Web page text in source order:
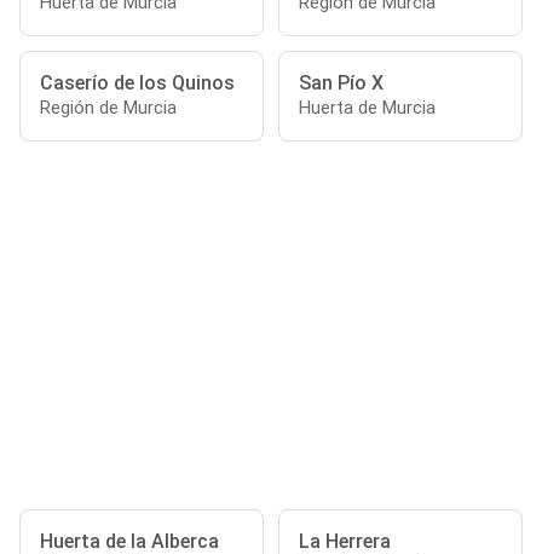
Caserío de los Quinos
Región de Murcia
San Pío X
Huerta de Murcia
Huerta de la Alberca La Herrera